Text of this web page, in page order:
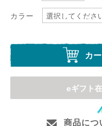
カラー
カ
eギフト
商品につ